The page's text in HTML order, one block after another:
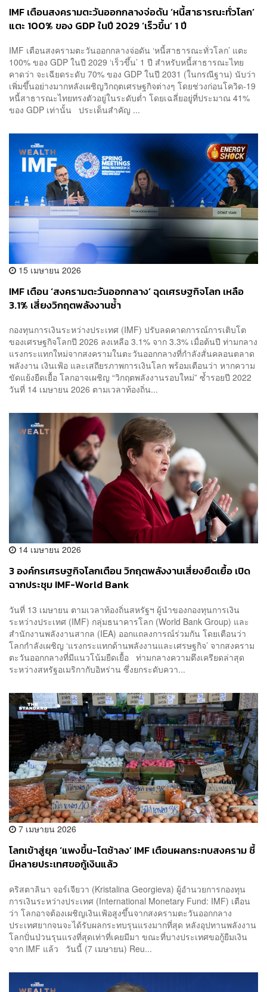
IMF เตือนสงครามตะวันออกกลางจ่อดัน ‘หนี้สาธารณะทั่วโลก’
แตะ 100% ของ GDP ในปี 2029 ‘เร็วขึ้น’ 1 ปี
IMF เตือนสงครามตะวันออกกลางจ่อดัน ‘หนี้สาธารณะทั่วโลก’ แตะ
100% ของ GDP ในปี 2029 ‘เร็วขึ้น’ 1 ปี สำหรับหนี้สาธารณะไทย
คาดว่า จะเฉียดระดับ 70% ของ GDP ในปี 2031 (ในกรณีฐาน) นับว่า
เพิ่มขึ้นอย่างมากหลังเผชิญวิกฤตเศรษฐกิจต่างๆ โดยช่วงก่อนโควิด-19
หนี้สาธารณะไทยทรงตัวอยู่ในระดับต่ำ โดยเฉลี่ยอยู่ที่ประมาณ 41%
ของ GDP เท่านั้น ประเด็นสำคัญ ...
15 เมษายน 2026
IMF เตือน ‘สงครามตะวันออกกลาง’ ฉุดเศรษฐกิจโลก เหลือ
3.1% เสี่ยงวิกฤตพลังงานซ้ำ
กองทุนการเงินระหว่างประเทศ (IMF) ปรับลดคาดการณ์การเติบโต
ของเศรษฐกิจโลกปี 2026 ลงเหลือ 3.1% จาก 3.3% เมื่อต้นปี ท่ามกลาง
แรงกระแทกใหม่จากสงครามในตะวันออกกลางที่กำลังสั่นคลอนตลาด
พลังงาน เงินเฟ้อ และเสถียรภาพการเงินโลก พร้อมเตือนว่า หากความ
ขัดแย้งยืดเยื้อ โลกอาจเผชิญ “วิกฤตพลังงานรอบใหม่” ซ้ำรอยปี 2022
วันที่ 14 เมษายน 2026 ตามเวลาท้องถิ่น...
14 เมษายน 2026
3 องค์กรเศรษฐกิจโลกเตือน วิกฤตพลังงานเสี่ยงยืดเยื้อ เปิด
ฉากประชุม IMF-World Bank
วันที่ 13 เมษายน ตามเวลาท้องถิ่นสหรัฐฯ ผู้นำของกองทุนการเงิน
ระหว่างประเทศ (IMF) กลุ่มธนาคารโลก (World Bank Group) และ
สำนักงานพลังงานสากล (IEA) ออกแถลงการณ์ร่วมกัน โดยเตือนว่า
โลกกำลังเผชิญ ‘แรงกระแทกด้านพลังงานและเศรษฐกิจ’ จากสงคราม
ตะวันออกกลางที่มีแนวโน้มยืดเยื้อ ท่ามกลางความตึงเครียดล่าสุด
ระหว่างสหรัฐอเมริกากับอิหร่าน ซึ่งยกระดับควา...
7 เมษายน 2026
โลกเข้าสู่ยุค ‘แพงขึ้น-โตช้าลง’ IMF เตือนผลกระทบสงคราม ชี้
มีหลายประเทศขอกู้เงินแล้ว
คริสตาลินา จอร์เจียวา (Kristalina Georgieva) ผู้อำนวยการกองทุน
การเงินระหว่างประเทศ (International Monetary Fund: IMF) เตือน
ว่า โลกอาจต้องเผชิญเงินเฟ้อสูงขึ้นจากสงครามตะวันออกกลาง
ประเทศยากจนจะได้รับผลกระทบรุนแรงมากที่สุด หลังอุปทานพลังงาน
โลกปั่นป่วนรุนแรงที่สุดเท่าที่เคยมีมา ขณะที่บางประเทศขอกู้ยืมเงิน
จาก IMF แล้ว วันนี้ (7 เมษายน) Reu...